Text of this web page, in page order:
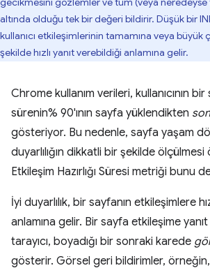
altında olduğu tek bir değeri bildirir. Düşük bir
kullanıcı etkileşimlerinin tamamına veya büyük
şekilde hızlı yanıt verebildiği anlamına gelir.
Chrome kullanım verileri, kullanıcının
sürenin% 90'ının sayfa yüklendikten
gösteriyor. Bu nedenle, sayfa yaşam
duyarlılığın dikkatli bir şekilde ölçülmesi
Etkileşim Hazırlığı Süresi metriği bunu
İyi duyarlılık, bir sayfanın etkileşimlere
anlamına gelir. Bir sayfa etkileşime
tarayıcı, boyadığı bir sonraki karede
gösterir. Görsel geri bildirimler,